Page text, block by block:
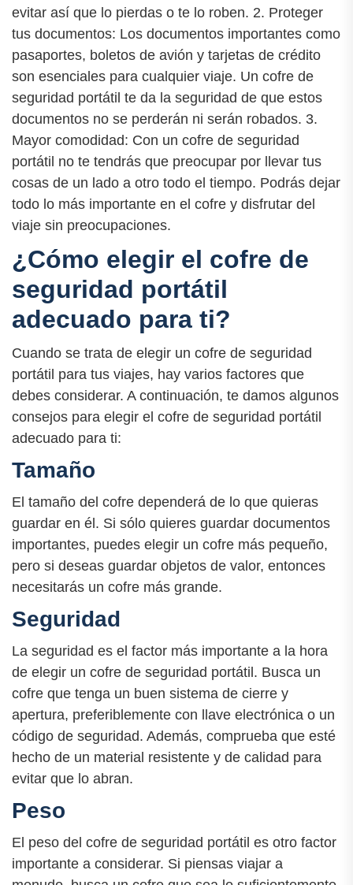
evitar así que lo pierdas o te lo roben. 2. Proteger
tus documentos: Los documentos importantes como
pasaportes, boletos de avión y tarjetas de crédito
son esenciales para cualquier viaje. Un cofre de
seguridad portátil te da la seguridad de que estos
documentos no se perderán ni serán robados. 3.
Mayor comodidad: Con un cofre de seguridad
portátil no te tendrás que preocupar por llevar tus
cosas de un lado a otro todo el tiempo. Podrás dejar
todo lo más importante en el cofre y disfrutar del
viaje sin preocupaciones.
¿Cómo elegir el cofre de
seguridad portátil
adecuado para ti?
Cuando se trata de elegir un cofre de seguridad
portátil para tus viajes, hay varios factores que
debes considerar. A continuación, te damos algunos
consejos para elegir el cofre de seguridad portátil
adecuado para ti:
Tamaño
El tamaño del cofre dependerá de lo que quieras
guardar en él. Si sólo quieres guardar documentos
importantes, puedes elegir un cofre más pequeño,
pero si deseas guardar objetos de valor, entonces
necesitarás un cofre más grande.
Seguridad
La seguridad es el factor más importante a la hora
de elegir un cofre de seguridad portátil. Busca un
cofre que tenga un buen sistema de cierre y
apertura, preferiblemente con llave electrónica o un
código de seguridad. Además, comprueba que esté
hecho de un material resistente y de calidad para
evitar que lo abran.
Peso
El peso del cofre de seguridad portátil es otro factor
importante a considerar. Si piensas viajar a